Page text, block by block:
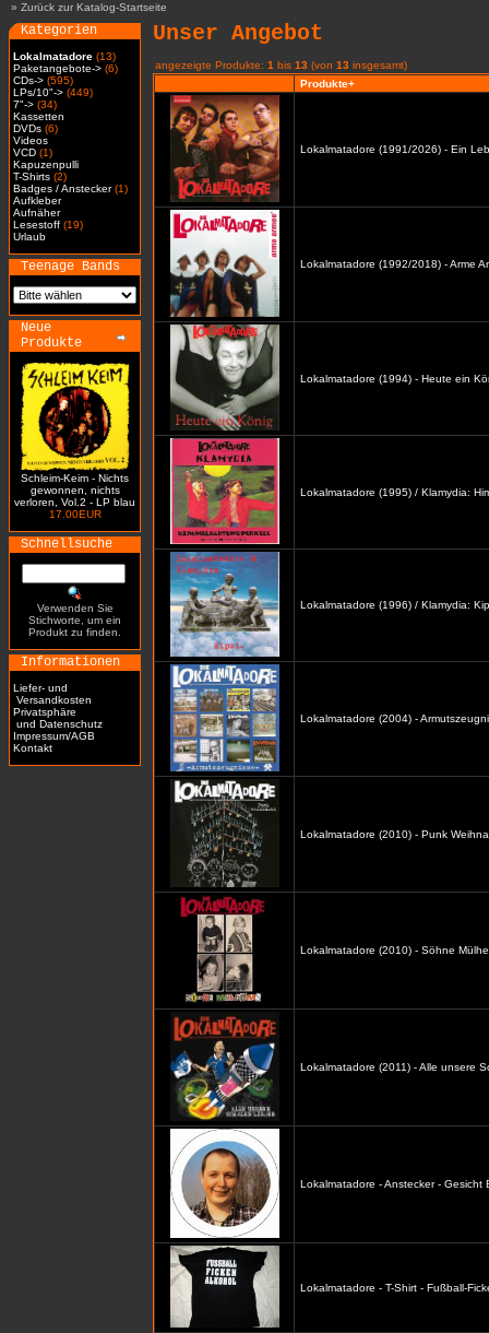
» Zurück zur Katalog-Startseite
Kategorien
Lokalmatadore (13)
Paketangebote-> (6)
CDs-> (595)
LPs/10"-> (449)
7"-> (34)
Kassetten
DVDs (6)
Videos
VCD (1)
Kapuzenpulli
T-Shirts (2)
Badges / Anstecker(1)
Aufkleber
Aufnäher
Lesestoff (19)
Urlaub
Teenage Bands
Neue
Produkte
Schleim-Keim - Nichts
gewonnen, nichts
verloren, Vol.2 - LP blau
17.00EUR
Schnellsuche
Verwenden Sie
Stichworte, um ein
Produkt zu finden.
Informationen
Liefer- und
Versandkosten
Privatsphäre
und Datenschutz
Impressum/AGB
Kontakt
Unser Angebot
angezeigte Produkte: 1 bis 13 (von 13 insgesamt)
Produkte+
Lokalmatadore (1991/2026) - Ein
Lokalmatadore (1992/2018) - Arme
Lokalmatadore (1994) - Heute ein
Lokalmatadore (1995) / Klamydia:
Lokalmatadore (1996) / Klamydia:
Lokalmatadore (2004) -
Lokalmatadore (2010) - Punk
Lokalmatadore (2010) - Söhne
Lokalmatadore (2011) - Alle unsere
Lokalmatadore - Anstecker - Gesicht
Lokalmatadore - T-Shirt - Fußball-